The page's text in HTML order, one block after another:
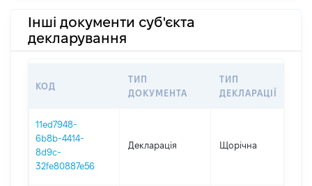
Інші документи суб'єкта
декларування
КОД
ТИП
ДОКУМЕНТА
ТИП
ДЕКЛАРАЦІЇ
11ed7948-
6b8b-4414-
8d9c-
32fe80887e56
Декларація Щорічна